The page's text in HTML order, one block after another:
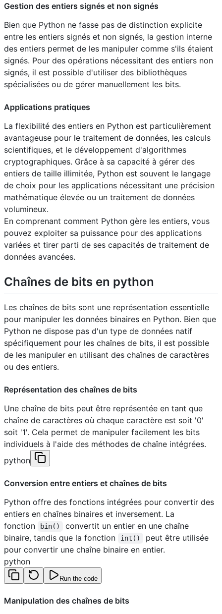
Gestion des entiers signés et non signés
Bien que Python ne fasse pas de distinction explicite
entre les entiers signés et non signés, la gestion interne
des entiers permet de les manipuler comme s'ils étaient
signés. Pour des opérations nécessitant des entiers non
signés, il est possible d'utiliser des bibliothèques
spécialisées ou de gérer manuellement les bits.
Applications pratiques
La flexibilité des entiers en Python est particulièrement
avantageuse pour le traitement de données, les calculs
scientifiques, et le développement d'algorithmes
cryptographiques. Grâce à sa capacité à gérer des
entiers de taille illimitée, Python est souvent le langage
de choix pour les applications nécessitant une précision
mathématique élevée ou un traitement de données
volumineux.
En comprenant comment Python gère les entiers, vous
pouvez exploiter sa puissance pour des applications
variées et tirer parti de ses capacités de traitement de
données avancées.
Chaînes de bits en python
Les chaînes de bits sont une représentation essentielle
pour manipuler les données binaires en Python. Bien que
Python ne dispose pas d'un type de données natif
spécifiquement pour les chaînes de bits, il est possible
de les manipuler en utilisant des chaînes de caractères
ou des entiers.
Représentation des chaînes de bits
Une chaîne de bits peut être représentée en tant que
chaîne de caractères où chaque caractère est soit '0'
soit '1'. Cela permet de manipuler facilement les bits
individuels à l'aide des méthodes de chaîne intégrées.
python
Conversion entre entiers et chaînes de bits
Python offre des fonctions intégrées pour convertir des
entiers en chaînes binaires et inversement. La
fonction
bin()
convertit un entier en une chaîne
binaire, tandis que la fonction
int()
peut être utilisée
pour convertir une chaîne binaire en entier.
python
Run the code
Manipulation des chaînes de bits